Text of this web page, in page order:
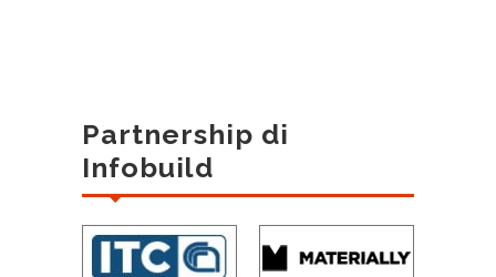
Partnership di
Infobuild